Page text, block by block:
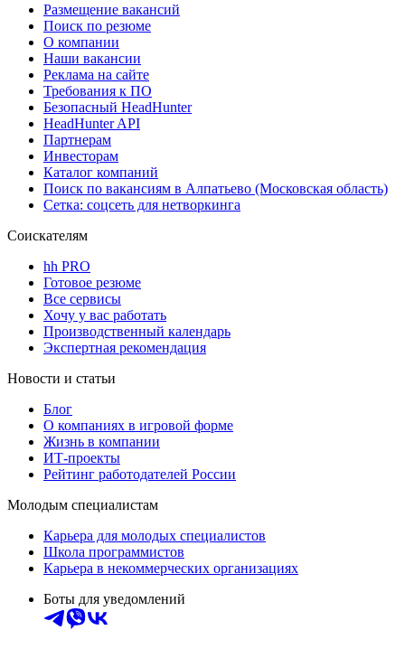
Размещение вакансий
Поиск по резюме
О компании
Наши вакансии
Реклама на сайте
Требования к ПО
Безопасный HeadHunter
HeadHunter API
Партнерам
Инвесторам
Каталог компаний
Поиск по вакансиям в Алпатьево (Московская область)
Сетка: соцсеть для нетворкинга
Соискателям
hh PRO
Готовое резюме
Все сервисы
Хочу у вас работать
Производственный календарь
Экспертная рекомендация
Новости и статьи
Блог
О компаниях в игровой форме
Жизнь в компании
ИТ-проекты
Рейтинг работодателей России
Молодым специалистам
Карьера для молодых специалистов
Школа программистов
Карьера в некоммерческих организациях
Боты для уведомлений